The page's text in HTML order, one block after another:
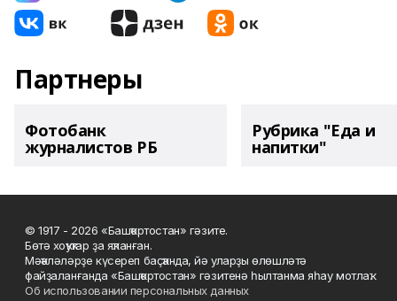
Партнеры
Фотобанк
журналистов РБ
Рубрика "Еда и
напитки"
© 1917 - 2026 «Башҡортостан» гәзите.
Бөтә хоҡуҡтар ҙа яҡланған.
Мәҡәләләрҙе күсереп баҫҡанда, йә уларҙы өлөшләтә
файҙаланғанда «Башҡортостан» гәзитенә һылтанма яһау мотлаҡ.
Об использовании персональных данных